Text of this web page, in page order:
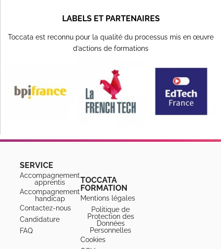
LABELS ET PARTENAIRES
Toccata est reconnu pour la qualité du processus mis en œuvre
d’actions de formations
SERVICE
Accompagnement
apprentis
Accompagnement
handicap
Contactez-nous
Candidature
FAQ
TOCCATA
FORMATION
Mentions légales
Politique de
Protection des
Données
Personnelles
Cookies